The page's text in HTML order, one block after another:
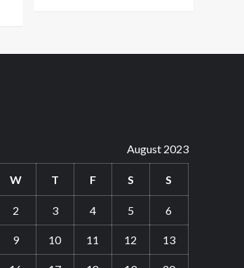
August 2023
W T F S S
2 3 4 5 6
9 10 11 12 13